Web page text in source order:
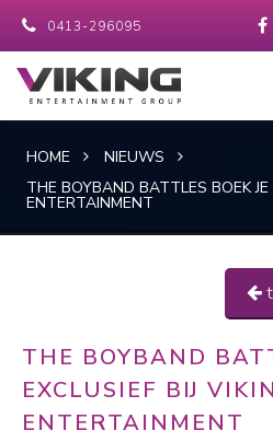
0413-296095
HOME
NIEUWS
THE BOYBAND BATTLES BOEK JE
ENTERTAINMENT
THE BOYBAND
EXCLUSIEF BIJ
ENTERTAINMENT